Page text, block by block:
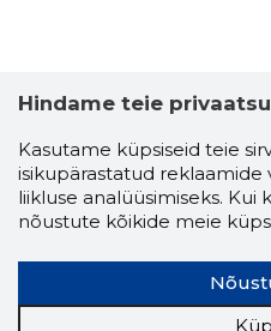
veebilehel Sa parajasti
see firma täna on.
Hindame teie
Kasutame küpsiseid teie
isikupärastatud reklaamide
liikluse analüüsimiseks. Kui
nõustute kõikide meie